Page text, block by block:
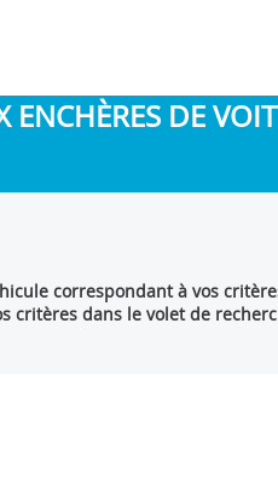
ENCHÈRES DE
correspondant à vos
critères dans le volet de